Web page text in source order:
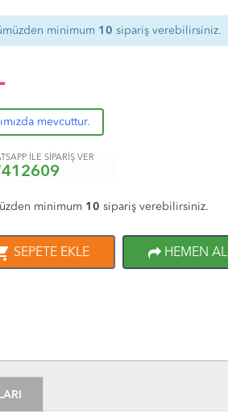
minimum 10 sipariş verebilirsiniz.
mevcuttur.
İLE SİPARİŞ VER
minimum 10 sipariş verebilirsiniz.
SEPETE EKLE HEMEN AL